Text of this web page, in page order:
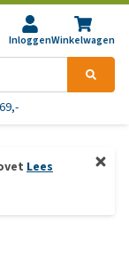
InloggenWinkelwagen
Lees